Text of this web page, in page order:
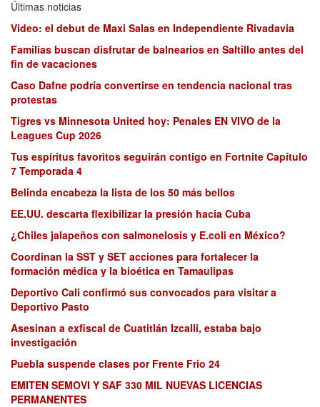
Últimas noticias
Video: el debut de Maxi Salas en Independiente Rivadavia
Familias buscan disfrutar de balnearios en Saltillo antes del
fin de vacaciones
Caso Dafne podría convertirse en tendencia nacional tras
protestas
Tigres vs Minnesota United hoy: Penales EN VIVO de la
Leagues Cup 2026
Tus espíritus favoritos seguirán contigo en Fortnite Capítulo
7 Temporada 4
Belinda encabeza la lista de los 50 más bellos
EE.UU. descarta flexibilizar la presión hacia Cuba
¿Chiles jalapeños con salmonelosis y E.coli en México?
Coordinan la SST y SET acciones para fortalecer la
formación médica y la bioética en Tamaulipas
Deportivo Cali confirmó sus convocados para visitar a
Deportivo Pasto
Asesinan a exfiscal de Cuatitlán Izcalli, estaba bajo
investigación
Puebla suspende clases por Frente Frio 24
EMITEN SEMOVI Y SAF 330 MIL NUEVAS LICENCIAS
PERMANENTES